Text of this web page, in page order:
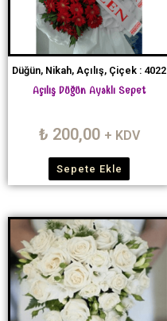
Düğün, Nikah, Açılış, Çiçek : 4022
Açılış Düğün Ayaklı Sepet
₺ 200,00 + KDV
Sepete Ekle